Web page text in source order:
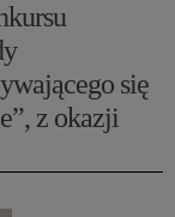
się
z okazji